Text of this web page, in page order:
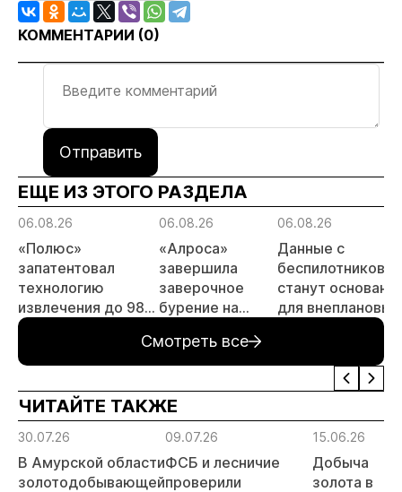
КОММЕНТАРИИ (0)
Отправить
ЕЩЕ ИЗ ЭТОГО РАЗДЕЛА
06.08.26
«Полюс»
запатентовал
технологию
извлечения до 98%
золота из
металлургического
шлака
06.08.26
«Алроса»
завершила
заверочное
бурение на
месторождении
Дегдекан
06.08.26
Данные с
беспилотников
станут
для внеплановых
Смотреть все
ЧИТАЙТЕ ТАКЖЕ
30.07.26
В Амурской области
золотодобывающей
09.07.26
ФСБ и лесничие
проверили
15.06.26
Добыча
золота в